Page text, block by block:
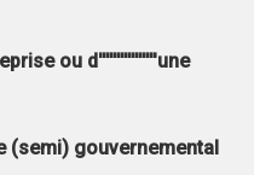
ou d''''''''''''''''une
(semi) gouvernemental